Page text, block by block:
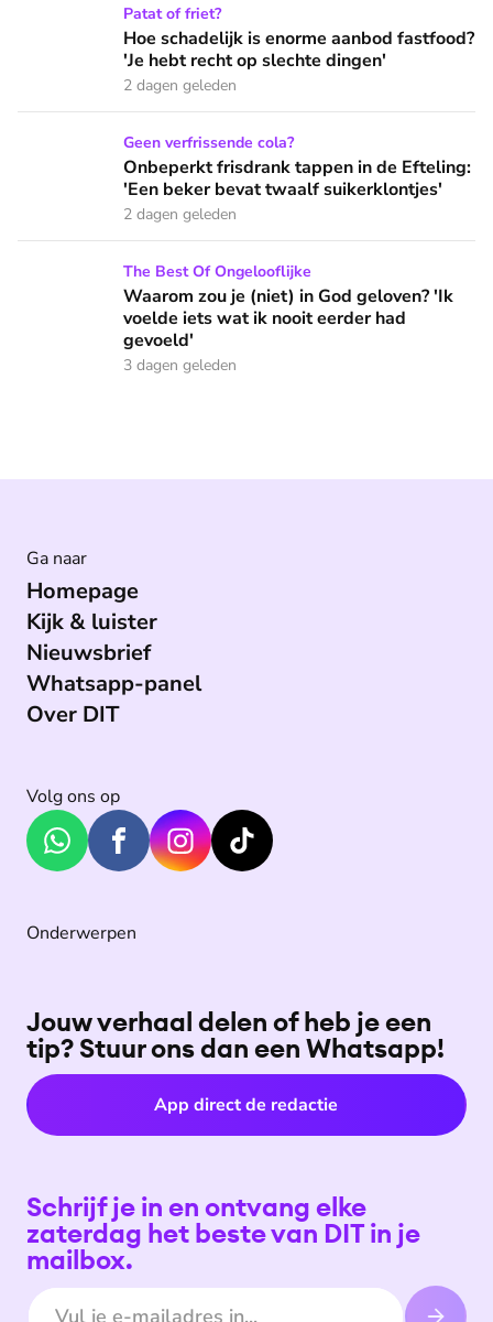
Hoe schadelijk is enorme aanbod fastfood? 'Je hebt recht
Patat of friet?
Hoe schadelijk is enorme aanbod fastfood?
'Je hebt recht op slechte dingen'
2 dagen geleden
Onbeperkt frisdrank tappen in de Efteling: 'Een beker
Geen verfrissende cola?
Onbeperkt frisdrank tappen in de Efteling:
'Een beker bevat twaalf suikerklontjes'
2 dagen geleden
Waarom zou je (niet) in God geloven? 'Ik voelde iets wat
The Best Of Ongelooflijke
Waarom zou je (niet) in God geloven? 'Ik
voelde iets wat ik nooit eerder had
gevoeld'
3 dagen geleden
Ga naar
Homepage
Kijk & luister
Nieuwsbrief
Whatsapp-panel
Over DIT
Volg ons op
Onderwerpen
Jouw verhaal delen of heb je een
tip? Stuur ons dan een Whatsapp!
App direct de redactie
Schrijf je in en ontvang elke
zaterdag het beste van DIT in je
mailbox.
E-mailadres